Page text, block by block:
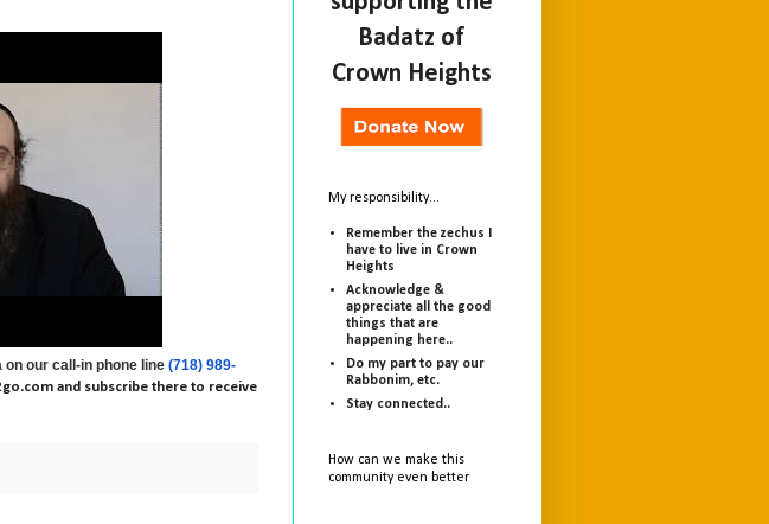
on our call-in phone line (718) 989-
and subscribe there to receive
Badatz of
Crown Heights
My responsibility...
Remember the zechus I
have to live in Crown
Heights
Acknowledge &
appreciate all the good
things that are
happening here..
Do my part to pay our
Rabbonim, etc.
Stay connected..
How can we make this
community even better